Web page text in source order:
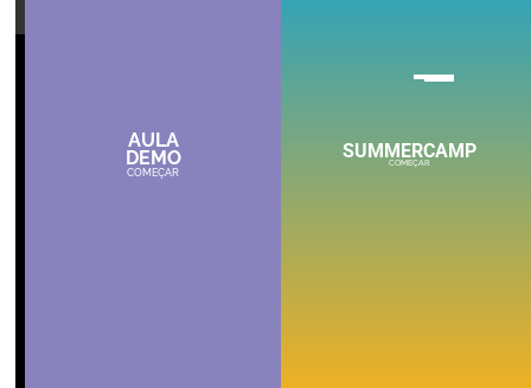
AULA
DEMO
COMEÇAR
SUMMERCAMP
COMEÇAR